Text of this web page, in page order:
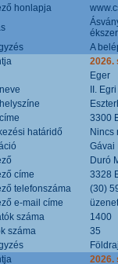
honlapja
A
2026.
Eger
II.
3300
határidő
Nincs
Gávai
Duró
címe
3328
telefonszáma
(30)
e-mail címe
száma
1400
száma
35
2026.